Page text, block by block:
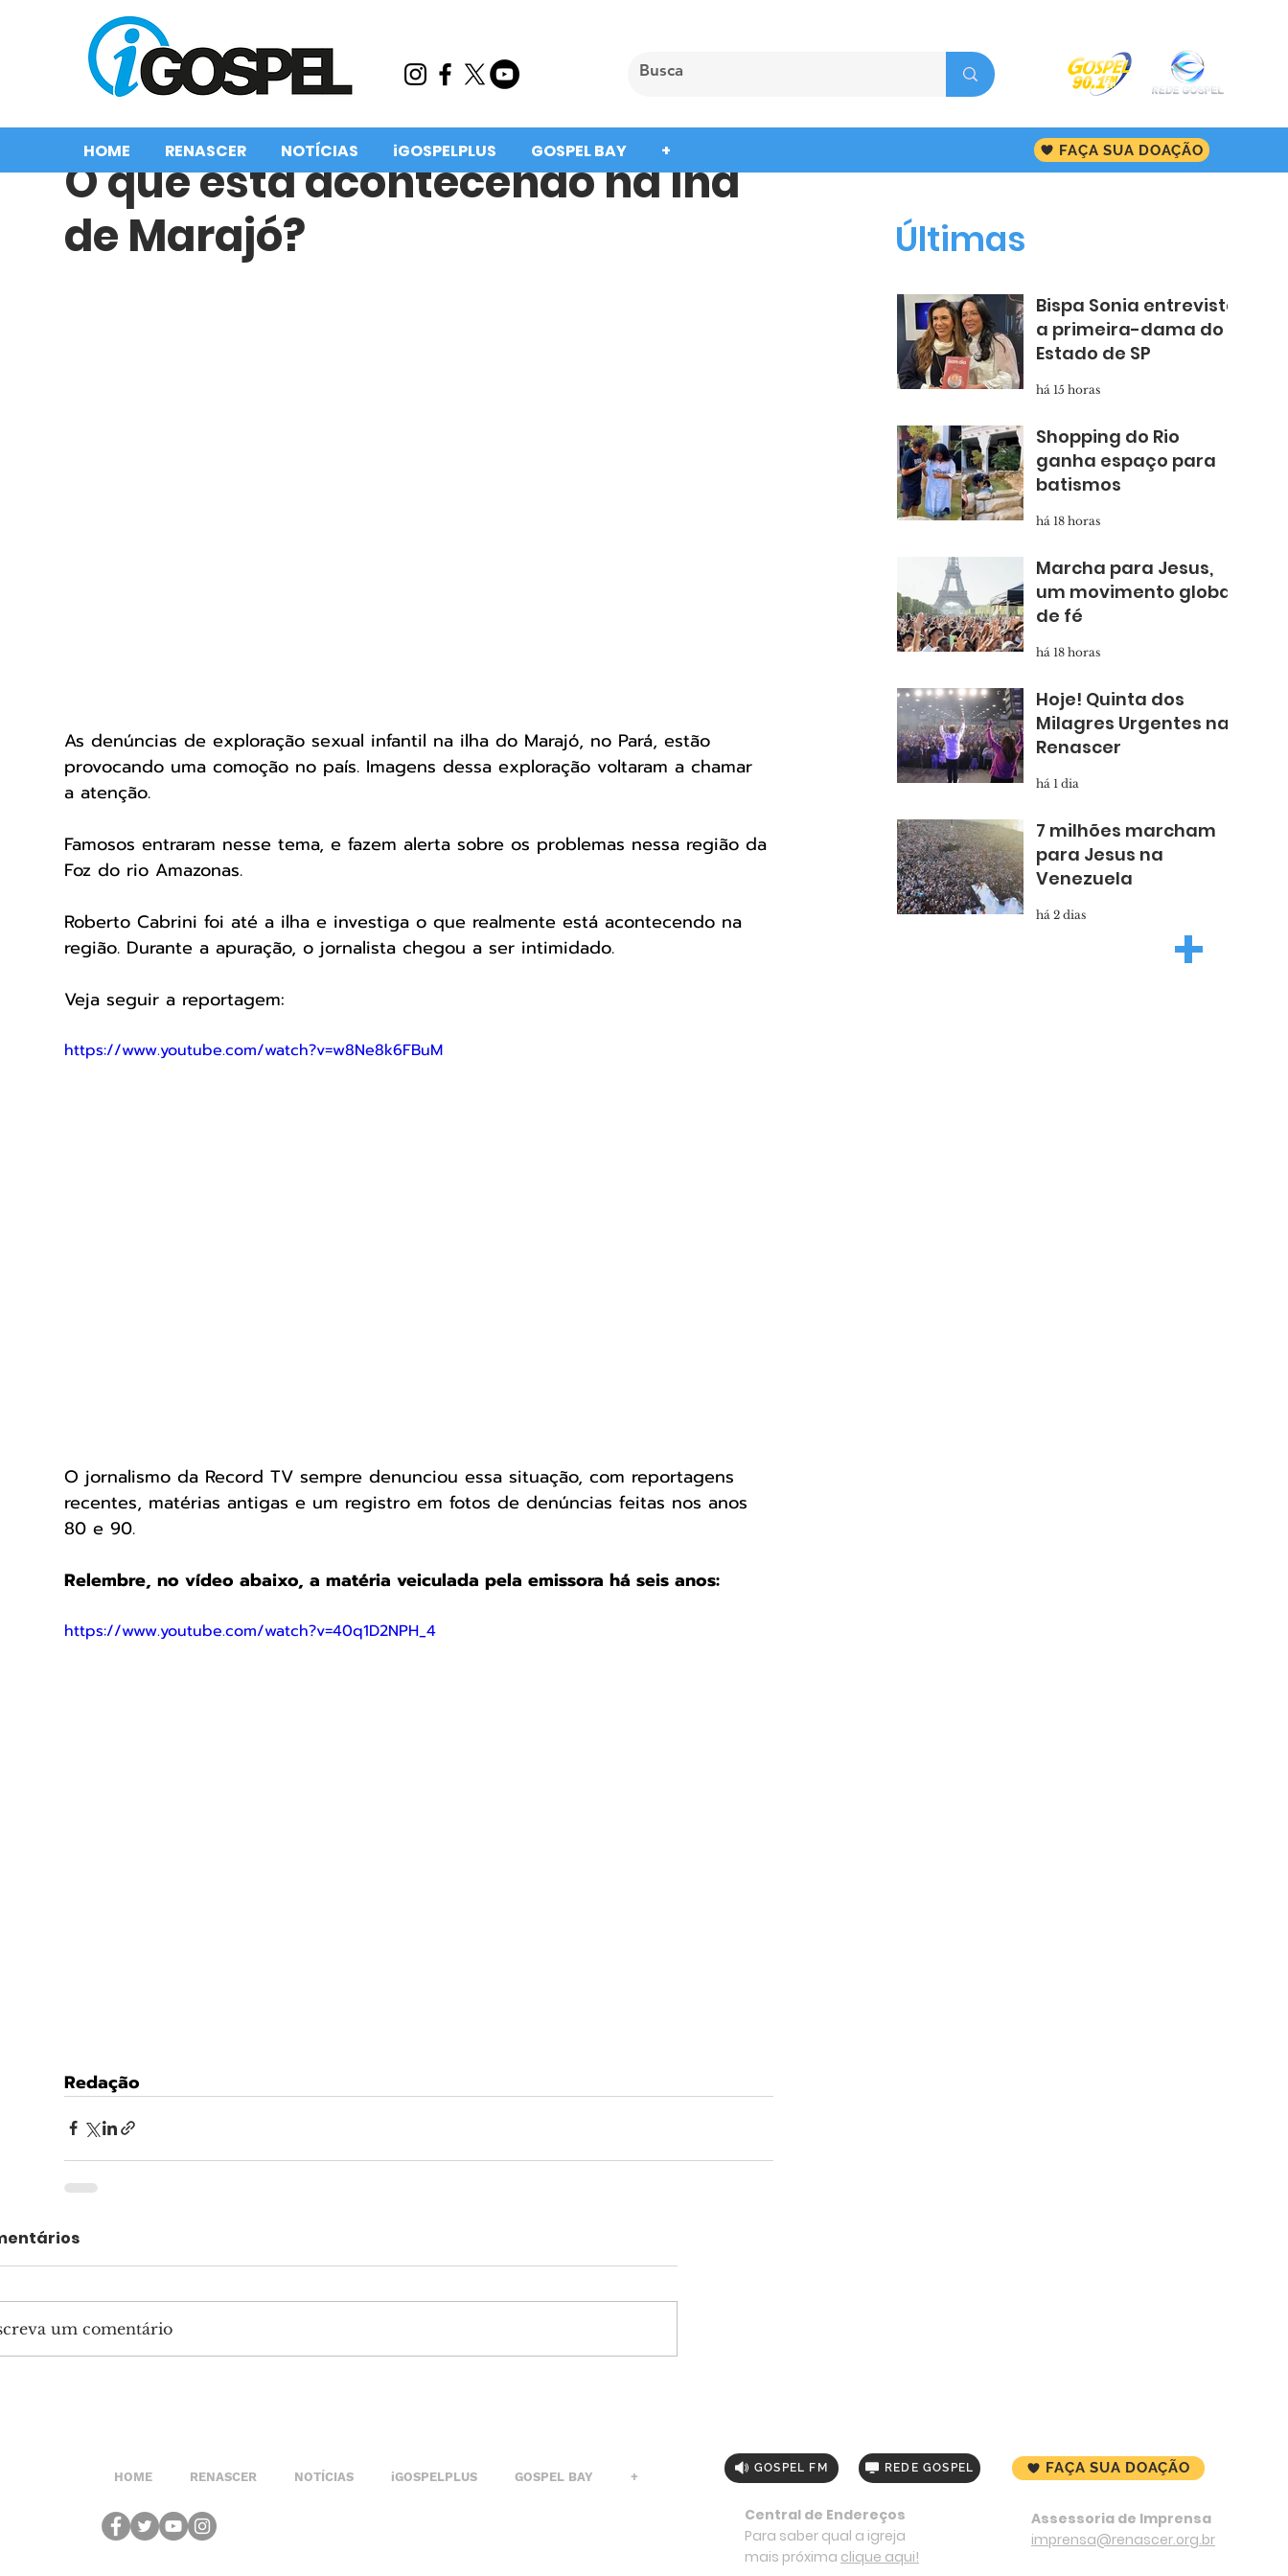
HOME RENASCER NOTÍCIAS iGOSPELPLUS GOSPEL BAY + FAÇA SUA DOAÇÃO
O que está acontecendo na lha
de Marajó?
As denúncias de exploração sexual infantil na ilha do Marajó, no Pará, estão
provocando uma comoção no país. Imagens dessa exploração voltaram a chamar
a atenção.
Famosos entraram nesse tema, e fazem alerta sobre os problemas nessa região da
Foz do rio Amazonas.
Roberto Cabrini foi até a ilha e investiga o que realmente está acontecendo na
região. Durante a apuração, o jornalista chegou a ser intimidado.
Veja seguir a reportagem:
https://www.youtube.com/watch?v=w8Ne8k6FBuM
O jornalismo da Record TV sempre denunciou essa situação, com reportagens
recentes, matérias antigas e um registro em fotos de denúncias feitas nos anos
80 e 90.
Relembre, no vídeo abaixo, a matéria veiculada pela emissora há seis anos:
https://www.youtube.com/watch?v=40q1D2NPH_4
Redação
um comentário
Bispa Sonia entrevista
a primeira-dama do
Estado de SP
há 15 horas
Shopping do Rio
ganha espaço para
batismos
há 18 horas
Marcha para Jesus,
um movimento global
de fé
há 18 horas
Hoje! Quinta dos
Milagres Urgentes na
Renascer
há 1 dia
7 milhões marcham
para Jesus na
Venezuela
há 2 dias
Últimas
+
HOME RENASCER NOTÍCIAS iGOSPELPLUS GOSPEL BAY +
GOSPEL FM REDE GOSPEL
Central de Endereços
Para saber qual a igreja
mais próxima clique aqui!
FAÇA SUA DOAÇÃO
Assessoria de Imprensa
imprensa@renascer.org.br